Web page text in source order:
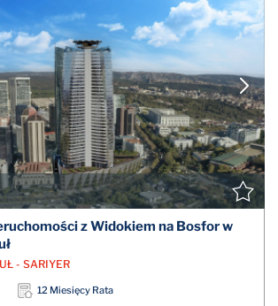
z Widokiem na Bosfor w
- SARIYER
12 Miesięcy Rata